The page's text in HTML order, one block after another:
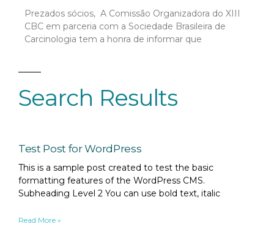
Search Results
Test Post for WordPress
This is a sample post created to test the basic
formatting features of the WordPress CMS.
Subheading Level 2 You can use bold text, italic
Read More »
Prezados sócios, A Comissão Organizadora do XIII
CBC em parceria com a Sociedade Brasileira de
Carcinologia tem a honra de informar que